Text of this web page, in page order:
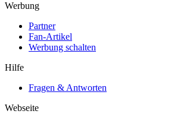
Werbung
Partner
Fan-Artikel
Werbung schalten
Hilfe
Fragen & Antworten
Webseite